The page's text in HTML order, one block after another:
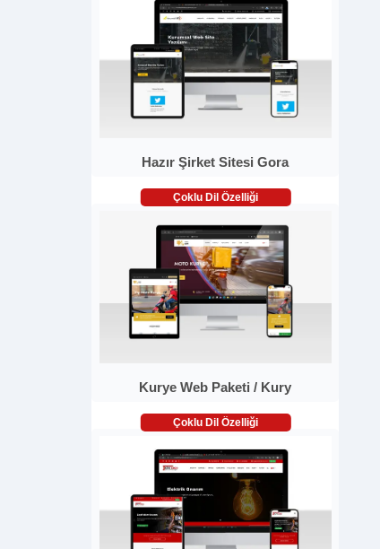
Hazır Şirket Sitesi Gora
Çoklu Dil Özelliği
Kurye Web Paketi / Kury
Çoklu Dil Özelliği